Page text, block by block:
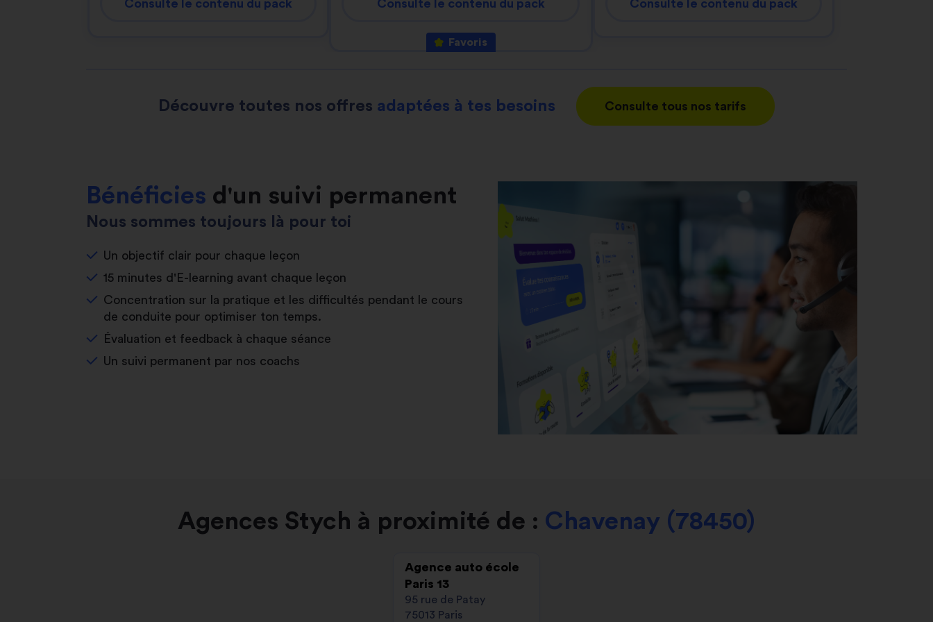
Consulte le contenu du pack Consulte le contenu du pack
Favoris
Consulte le contenu du pack
Découvre toutes nos offres adaptées à tes besoins Consulte tous nos tarifs
Bénéficies d'un suivi permanent
Nous sommes toujours là pour toi
Un objectif clair pour chaque leçon
15 minutes d'E-learning avant chaque leçon
Concentration sur la pratique et les difficultés pendant le cours
de conduite pour optimiser ton temps.
Évaluation et feedback à chaque séance
Un suivi permanent par nos coachs
Agences Stych à proximité de : Chavenay (78450)
Agence auto école
Paris 13
95 rue de Patay
75013 Paris